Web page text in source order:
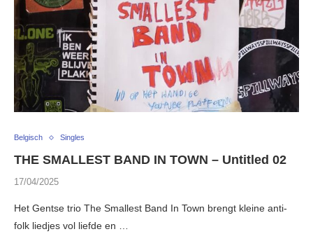
Belgisch Singles
THE SMALLEST BAND IN TOWN – Untitled 02
17/04/2025
Het Gentse trio The Smallest Band In Town brengt kleine anti-
folk liedjes vol liefde en …